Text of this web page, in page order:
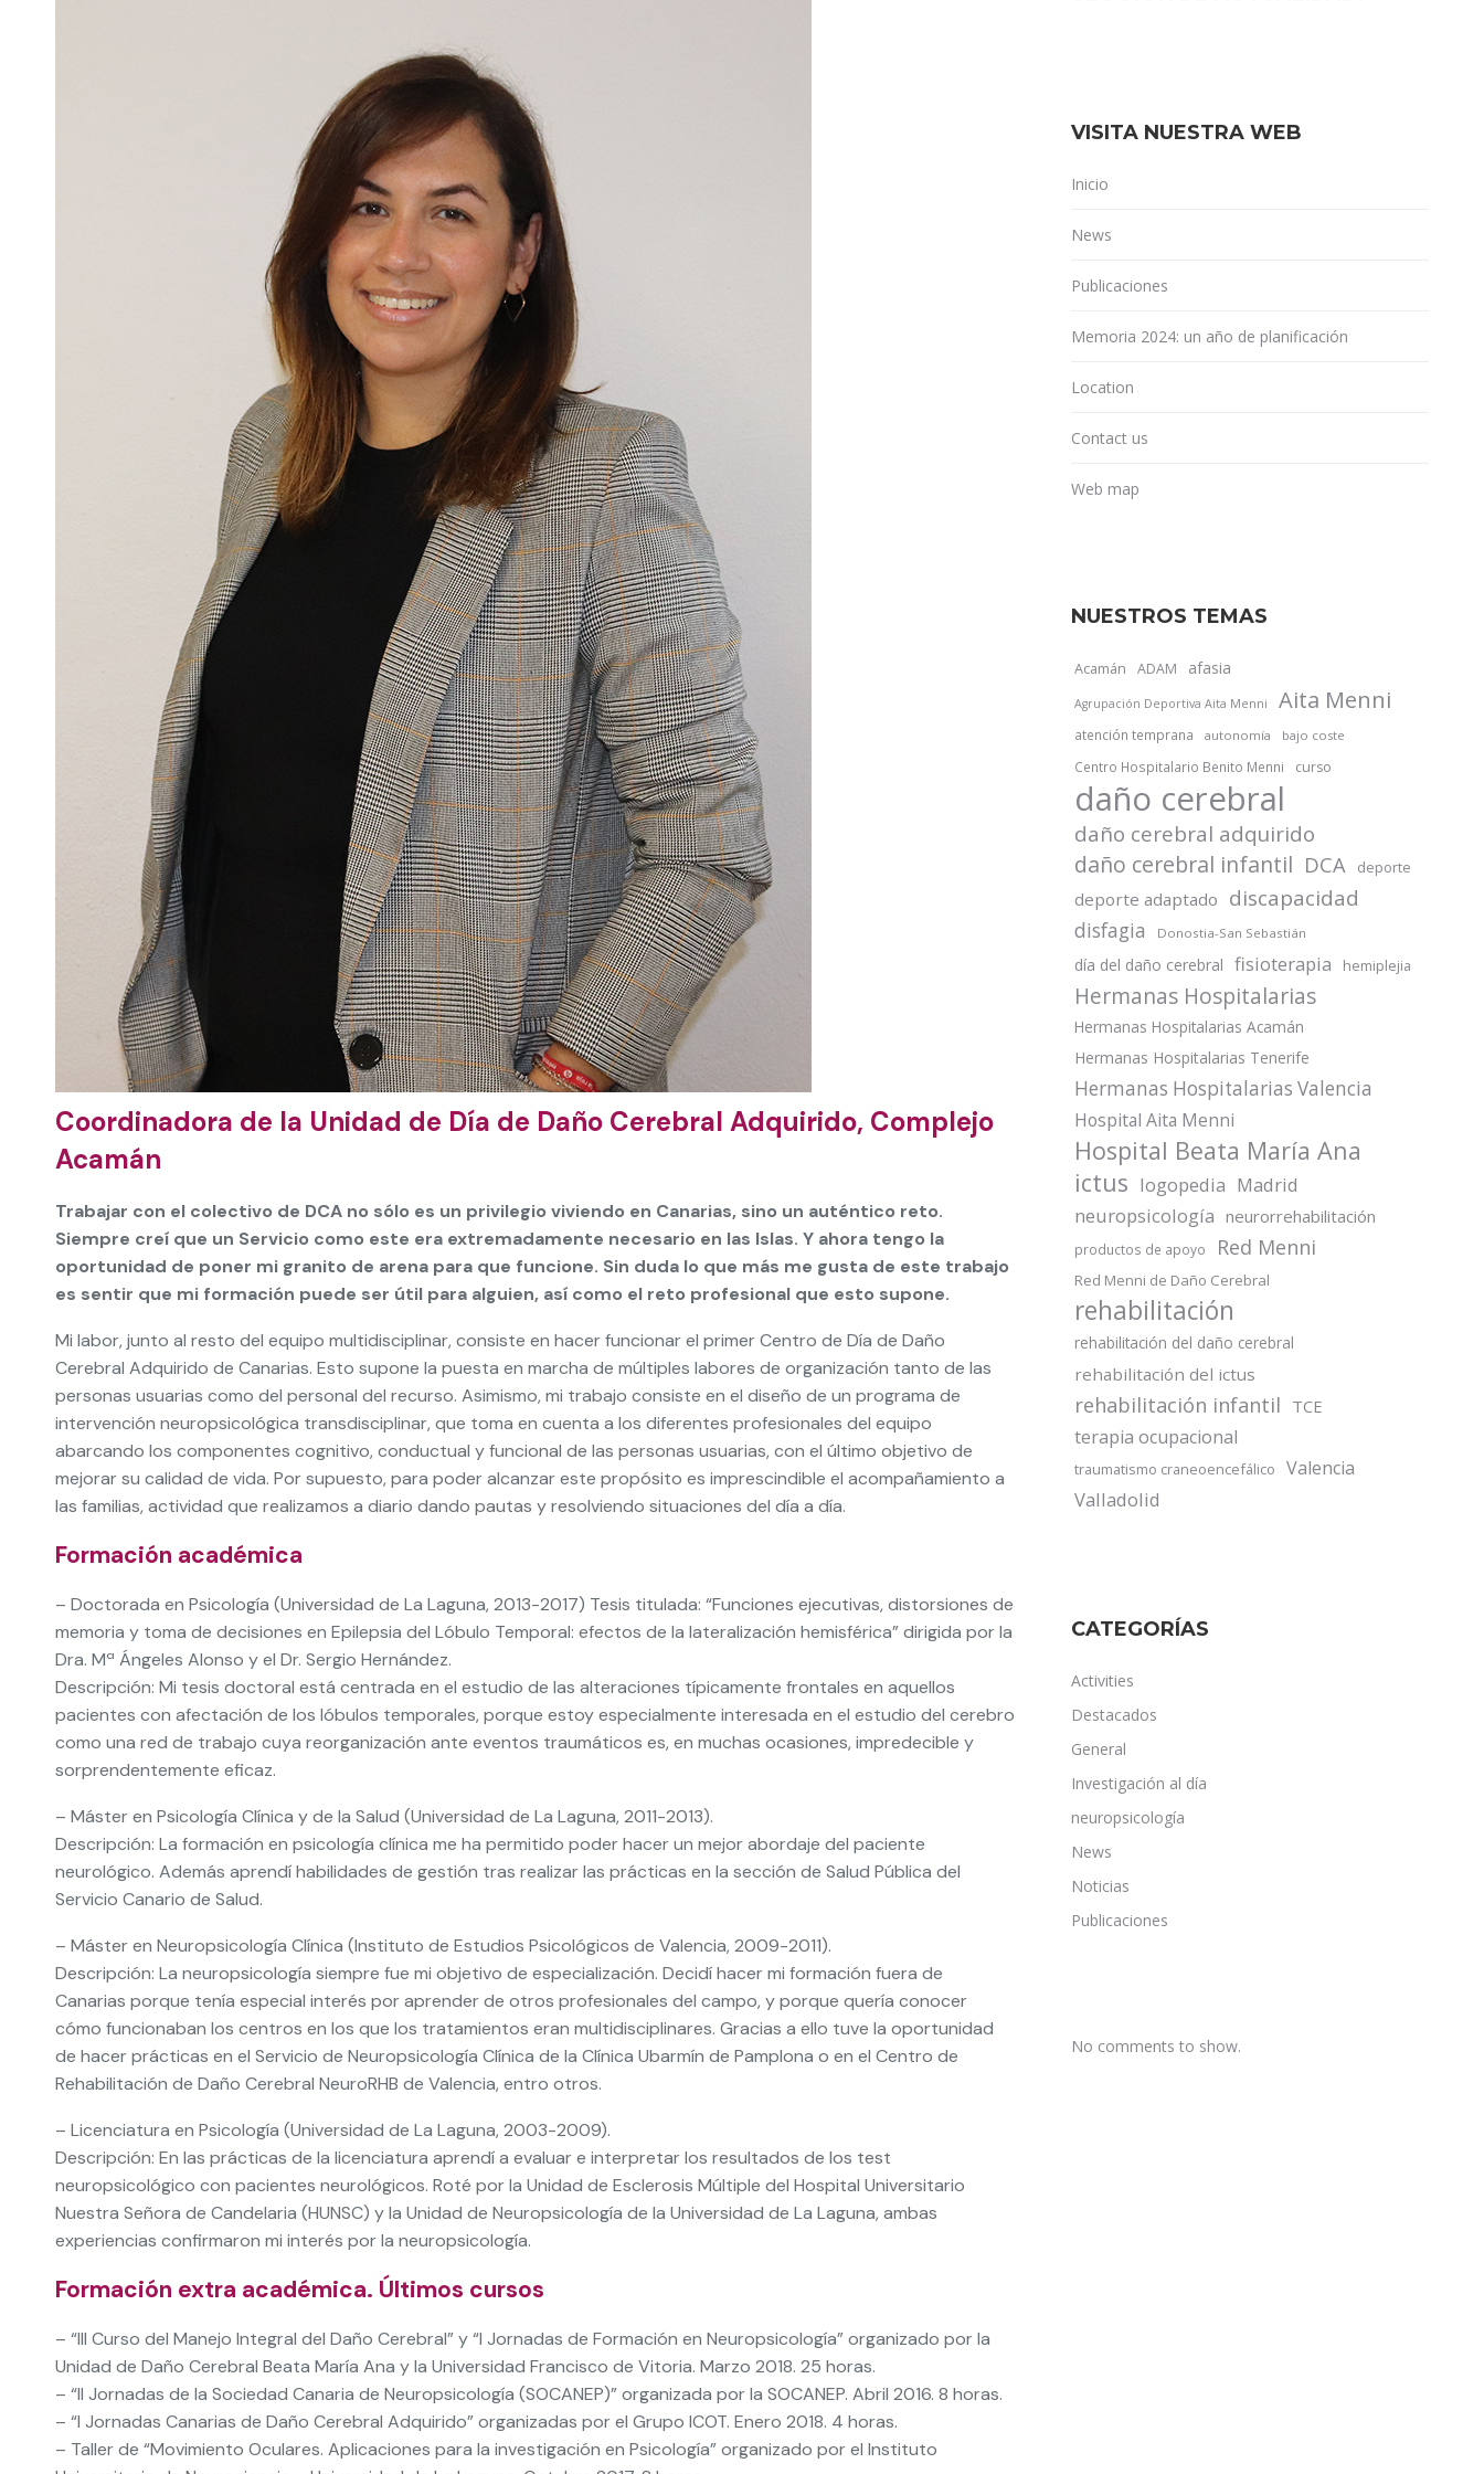
Coordinadora de la Unidad de Día de Daño Cerebral Adquirido, Complejo
Acamán
Trabajar con el colectivo de DCA no sólo es un privilegio viviendo en Canarias, sino un auténtico reto.
Siempre creí que un Servicio como este era extremadamente necesario en las Islas. Y ahora tengo la
oportunidad de poner mi granito de arena para que funcione. Sin duda lo que más me gusta de este trabajo
es sentir que mi formación puede ser útil para alguien, así como el reto profesional que esto supone.
Mi labor, junto al resto del equipo multidisciplinar, consiste en hacer funcionar el primer Centro de Día de Daño
Cerebral Adquirido de Canarias. Esto supone la puesta en marcha de múltiples labores de organización tanto de las
personas usuarias como del personal del recurso. Asimismo, mi trabajo consiste en el diseño de un programa de
intervención neuropsicológica transdisciplinar, que toma en cuenta a los diferentes profesionales del equipo
abarcando los componentes cognitivo, conductual y funcional de las personas usuarias, con el último objetivo de
mejorar su calidad de vida. Por supuesto, para poder alcanzar este propósito es imprescindible el acompañamiento a
las familias, actividad que realizamos a diario dando pautas y resolviendo situaciones del día a día.
Formación académica
– Doctorada en Psicología (Universidad de La Laguna, 2013-2017) Tesis titulada: “Funciones ejecutivas, distorsiones de
memoria y toma de decisiones en Epilepsia del Lóbulo Temporal: efectos de la lateralización hemisférica” dirigida por la
Dra. Mª Ángeles Alonso y el Dr. Sergio Hernández.
Descripción: Mi tesis doctoral está centrada en el estudio de las alteraciones típicamente frontales en aquellos
pacientes con afectación de los lóbulos temporales, porque estoy especialmente interesada en el estudio del cerebro
como una red de trabajo cuya reorganización ante eventos traumáticos es, en muchas ocasiones, impredecible y
sorprendentemente eficaz.
– Máster en Psicología Clínica y de la Salud (Universidad de La Laguna, 2011-2013).
Descripción: La formación en psicología clínica me ha permitido poder hacer un mejor abordaje del paciente
neurológico. Además aprendí habilidades de gestión tras realizar las prácticas en la sección de Salud Pública del
Servicio Canario de Salud.
– Máster en Neuropsicología Clínica (Instituto de Estudios Psicológicos de Valencia, 2009-2011).
Descripción: La neuropsicología siempre fue mi objetivo de especialización. Decidí hacer mi formación fuera de
Canarias porque tenía especial interés por aprender de otros profesionales del campo, y porque quería conocer
cómo funcionaban los centros en los que los tratamientos eran multidisciplinares. Gracias a ello tuve la oportunidad
de hacer prácticas en el Servicio de Neuropsicología Clínica de la Clínica Ubarmín de Pamplona o en el Centro de
Rehabilitación de Daño Cerebral NeuroRHB de Valencia, entro otros.
– Licenciatura en Psicología (Universidad de La Laguna, 2003-2009).
Descripción: En las prácticas de la licenciatura aprendí a evaluar e interpretar los resultados de los test
neuropsicológico con pacientes neurológicos. Roté por la Unidad de Esclerosis Múltiple del Hospital Universitario
Nuestra Señora de Candelaria (HUNSC) y la Unidad de Neuropsicología de la Universidad de La Laguna, ambas
experiencias confirmaron mi interés por la neuropsicología.
Formación extra académica. Últimos cursos
– “III Curso del Manejo Integral del Daño Cerebral” y “I Jornadas de Formación en Neuropsicología” organizado por la
Unidad de Daño Cerebral Beata María Ana y la Universidad Francisco de Vitoria. Marzo 2018. 25 horas.
– “II Jornadas de la Sociedad Canaria de Neuropsicología (SOCANEP)” organizada por la SOCANEP. Abril 2016. 8 horas.
– “I Jornadas Canarias de Daño Cerebral Adquirido” organizadas por el Grupo ICOT. Enero 2018. 4 horas.
– Taller de “Movimiento Oculares. Aplicaciones para la investigación en Psicología” organizado por el Instituto
VISITA NUESTRA WEB
Inicio
News
Publicaciones
Memoria 2024: un año de planificación
Location
Contact us
Web map
NUESTROS TEMAS
Acamán ADAM afasia
Agrupación Deportiva Aita Menni Aita Menni
atención temprana autonomía bajo coste
Centro Hospitalario Benito Menni curso
daño cerebral
daño cerebral adquirido
daño cerebral infantil DCA deporte
deporte adaptado discapacidad
disfagia Donostia-San Sebastián
día del daño cerebral fisioterapia hemiplejia
Hermanas Hospitalarias
Hermanas Hospitalarias Acamán
Hermanas Hospitalarias Tenerife
Hermanas Hospitalarias Valencia
Hospital Aita Menni
Hospital Beata María Ana
ictus logopedia Madrid
neuropsicología neurorrehabilitación
productos de apoyo Red Menni
Red Menni de Daño Cerebral
rehabilitación
rehabilitación del daño cerebral
rehabilitación del ictus
rehabilitación infantil TCE
terapia ocupacional
traumatismo craneoencefálico Valencia
Valladolid
CATEGORÍAS
Activities
Destacados
General
Investigación al día
neuropsicología
News
Noticias
Publicaciones
No comments to show.